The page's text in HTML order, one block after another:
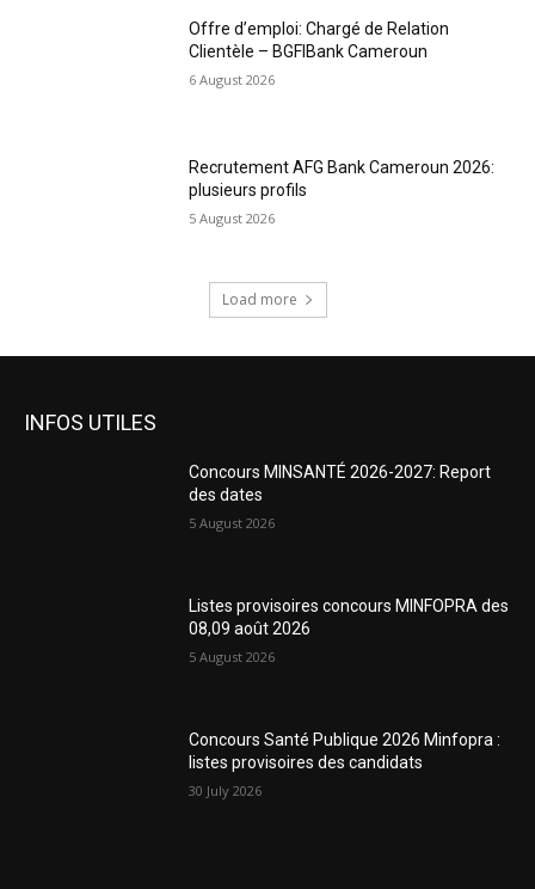
Offre d’emploi: Chargé de Relation
Clientèle – BGFIBank Cameroun
6 August 2026
Recrutement AFG Bank Cameroun 2026:
plusieurs profils
5 August 2026
Load more
INFOS UTILES
Concours MINSANTÉ 2026-2027: Report
des dates
5 August 2026
Listes provisoires concours MINFOPRA des
08,09 août 2026
5 August 2026
Concours Santé Publique 2026 Minfopra :
listes provisoires des candidats
30 July 2026